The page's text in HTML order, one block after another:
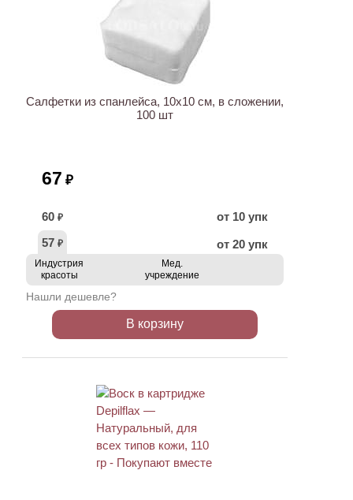
Салфетки из спанлейса, 10х10 см, в сложении,
100 шт
67 ₽
60 ₽
от 10 упк
57 ₽ от 20 упк
Индустрия
красоты
Мед.
учреждение
Нашли дешевле?
В корзину